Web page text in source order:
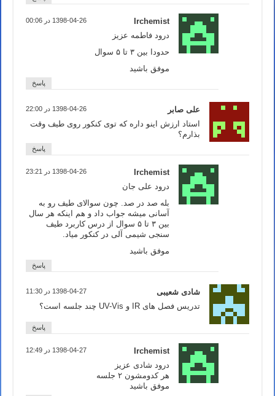
Irchemist 1398-04-26 در 00:06
درود فاطمه عزیز
حدودا بین ۳ تا ۵ سوال
موفق باشید
پاسخ
علی صابر 1398-04-26 در 22:00
استاد ارزش اینو داره که توی کنکور روی طیف وقت
بذارم؟
پاسخ
Irchemist 1398-04-26 در 23:21
درود علی جان
بله صد در صد. چون سوالای طیف رو به
آسانی میشه جواب داد و هم اینکه هر سال
بین ۳ تا ۵ سوال از درس کاربرد طیف
سنجی شیمی آلی در کنکور میاد.
موفق باشید
پاسخ
شادی شعیبی 1398-04-27 در 11:30
تدریس فصل های IR و UV-Vis چند جلسه است؟
پاسخ
Irchemist 1398-04-27 در 12:49
درود شادی عزیز
هر کدومشون ۲ جلسه
موفق باشید